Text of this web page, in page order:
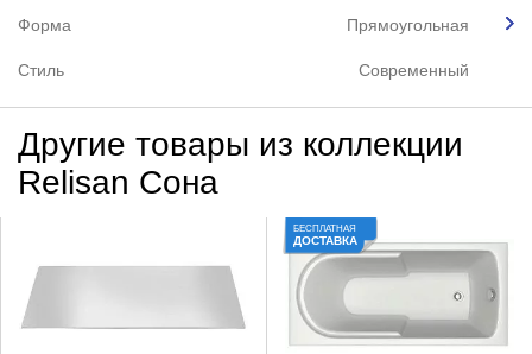
Форма Прямоугольная
Стиль Современный
Другие товары из коллекции
Relisan Сона
БЕСПЛАТНАЯ
ДОСТАВКА